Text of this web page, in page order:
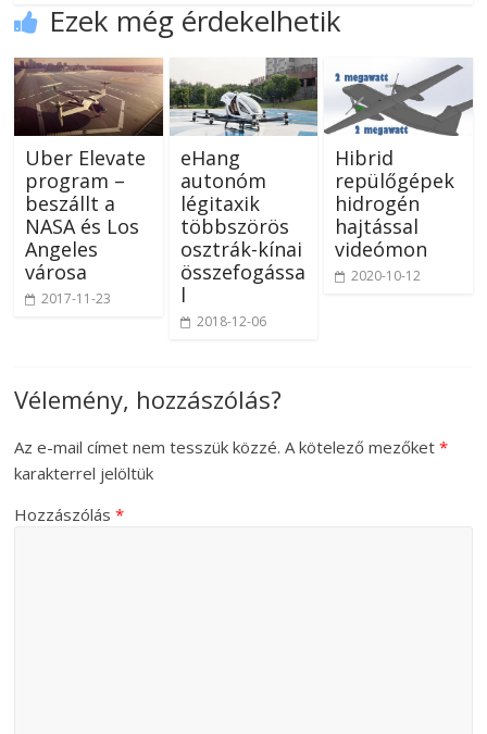
Ezek még érdekelhetik
Uber Elevate
program –
beszállt a
NASA és Los
Angeles
városa
2017-11-23
eHang
autonóm
légitaxik
többszörös
osztrák-kínai
összefogássa
l
2018-12-06
Hibrid
repülőgépek
hidrogén
hajtással
videómon
2020-10-12
Vélemény, hozzászólás?
Az e-mail címet nem tesszük közzé. A kötelező mezőket*
karakterrel jelöltük
Hozzászólás*